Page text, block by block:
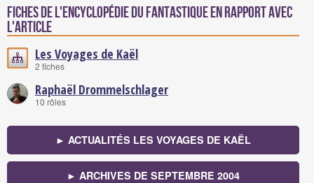
Fiches de l'encyclopédie du fantastique en rapport avec
l'article
Les Voyages de Kaël
2 fiches
Raphaël Drommelschlager
10 rôles
► ACTUALITÉS LES VOYAGES DE KAËL
► ARCHIVES DE SEPTEMBRE 2004